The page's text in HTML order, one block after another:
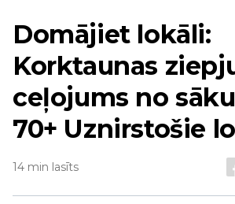
Domājiet lokāli:
Korktaunas
ceļojums no
70+ Uznirstošie
14 min lasīts